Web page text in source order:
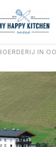
IN